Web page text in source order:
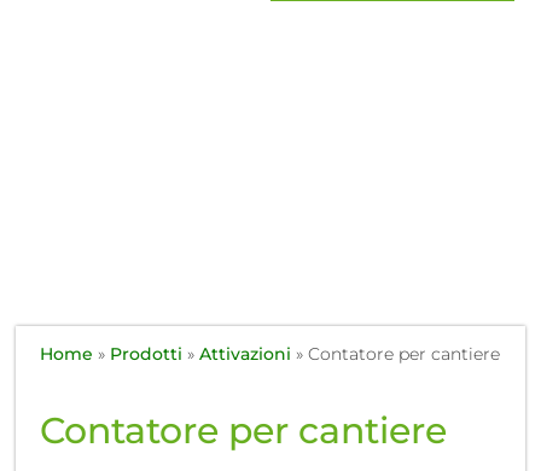
Home » Prodotti »Attivazioni »Contatore per cantiere
Contatore per cantiere